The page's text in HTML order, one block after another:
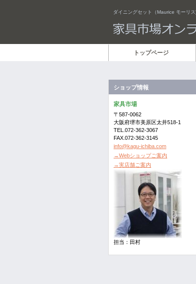
ダイニングセット（Maurice モーリ
トップページ
ショップ情報
家具市場
〒587-0062
大阪府堺市美原区太井518-1
TEL.072-362-3067
FAX.072-362-3145
info@kagu-ichiba.com
→Webショップご案内
→実店舗ご案内
担当：田村